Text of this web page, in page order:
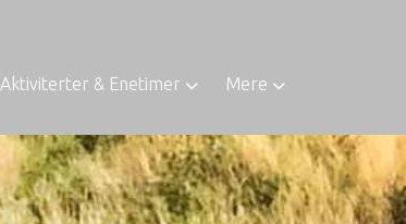
Aktiviterter & Enetimer Mere